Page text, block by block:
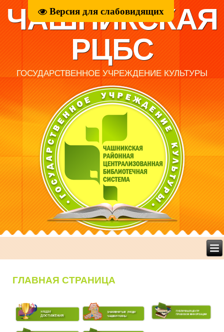
Версия для слабовидящих
ЧАШНИКСКАЯ
РЦБС
ГОСУДАРСТВЕННОЕ УЧРЕЖДЕНИЕ КУЛЬТУРЫ
ГЛАВНАЯ СТРАНИЦА